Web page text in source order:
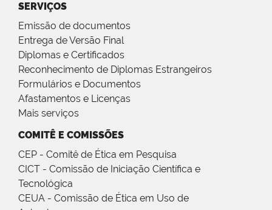
SERVIÇOS
Emissão de documentos
Entrega de Versão Final
Diplomas e Certificados
Reconhecimento de Diplomas Estrangeiros
Formulários e Documentos
Afastamentos e Licenças
Mais serviços
COMITÊ E COMISSÕES
CEP - Comitê de Ética em Pesquisa
CICT - Comissão de Iniciação Científica e
Tecnológica
CEUA - Comissão de Ética em Uso de